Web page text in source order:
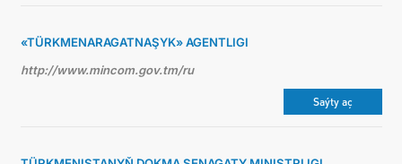
«TÜRKMENARAGATNAŞYK» AGENTLIGI
http://www.mincom.gov.tm/ru
Saýty aç